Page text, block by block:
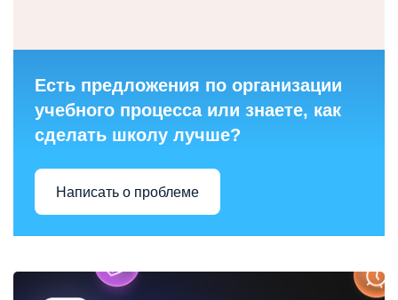
Есть предложения по организации
учебного процесса или знаете, как
сделать школу лучше?
Написать о проблеме